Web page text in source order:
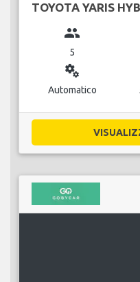
TOYOTA YARIS
group
5
miscellaneous_services
Automatico